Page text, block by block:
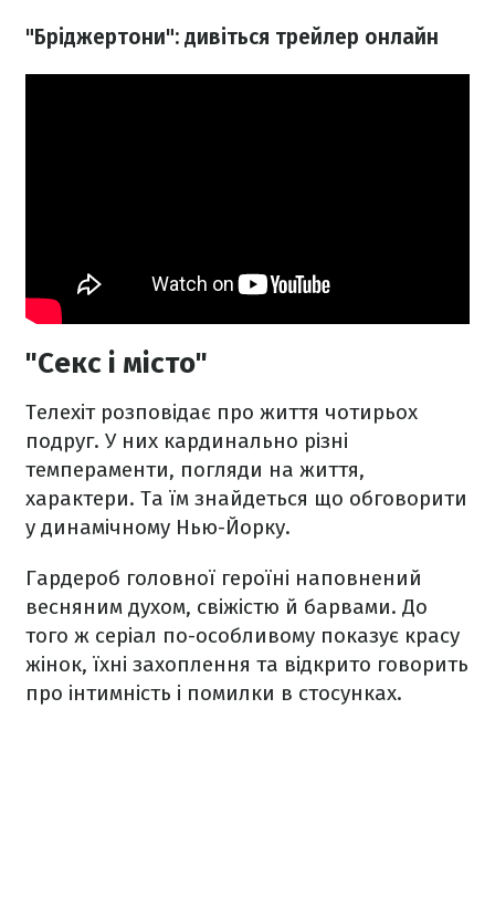
"Бріджертони": дивіться трейлер онлайн
"Секс і місто"
Телехіт розповідає про життя чотирьох
подруг. У них кардинально різні
темпераменти, погляди на життя,
характери. Та їм знайдеться що обговорити
у динамічному Нью-Йорку.
Гардероб головної героїні наповнений
весняним духом, свіжістю й барвами. До
того ж серіал по-особливому показує красу
жінок, їхні захоплення та відкрито говорить
про інтимність і помилки в стосунках.